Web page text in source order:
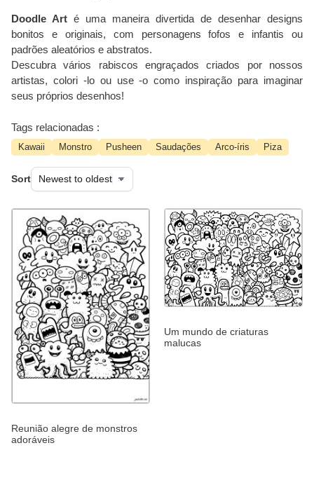
Doodle Art é uma maneira divertida de desenhar designs
bonitos e originais, com personagens fofos e infantis ou
padrões aleatórios e abstratos.
Descubra vários rabiscos engraçados criados por nossos
artistas, colori -lo ou use -o como inspiração para imaginar
seus próprios desenhos!
Tags relacionadas :
Kawaii Monstro Pusheen Saudações Arco-íris Piza
Sort
Reunião alegre de monstros
adoráveis
Um mundo de criaturas
malucas